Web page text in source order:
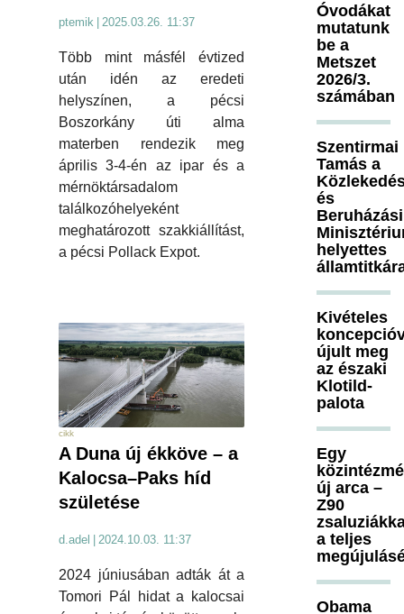
ptemik 2025.03.26. 11:37
Több mint másfél évtized
után idén az eredeti
helyszínen, a pécsi
Boszorkány úti alma
materben rendezik meg
április 3-4-én az ipar és a
mérnöktársadalom
találkozóhelyeként
meghatározott szakkiállítást,
a pécsi Pollack Expot.
cikk
A Duna új ékköve – a
Kalocsa–Paks híd
születése
d.adel 2024.10.03. 11:37
2024 júniusában adták át a
Tomori Pál hidat a kalocsai
Óvodákat
mutatunk
be a
Metszet
2026/3.
számában
Szentirmai
Tamás a
és
Beruházási
helyettes
Kivételes
újult meg
az északi
Klotild-
palota
Egy
új arca –
Z90
a teljes
Obama